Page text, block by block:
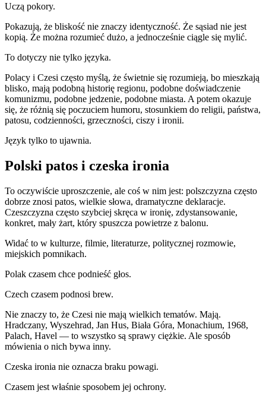
Uczą pokory.
Pokazują, że bliskość nie znaczy identyczność. Że sąsiad nie jest
kopią. Że można rozumieć dużo, a jednocześnie ciągle się mylić.
To dotyczy nie tylko języka.
Polacy i Czesi często myślą, że świetnie się rozumieją, bo mieszkają
blisko, mają podobną historię regionu, podobne doświadczenie
komunizmu, podobne jedzenie, podobne miasta. A potem okazuje
się, że różnią się poczuciem humoru, stosunkiem do religii, państwa,
patosu, codzienności, grzeczności, ciszy i ironii.
Język tylko to ujawnia.
Polski patos i czeska ironia
To oczywiście uproszczenie, ale coś w nim jest: polszczyzna często
dobrze znosi patos, wielkie słowa, dramatyczne deklaracje.
Czeszczyzna często szybciej skręca w ironię, zdystansowanie,
konkret, mały żart, który spuszcza powietrze z balonu.
Widać to w kulturze, filmie, literaturze, politycznej rozmowie,
miejskich pomnikach.
Polak czasem chce podnieść głos.
Czech czasem podnosi brew.
Nie znaczy to, że Czesi nie mają wielkich tematów. Mają.
Hradczany, Wyszehrad, Jan Hus, Biała Góra, Monachium, 1968,
Palach, Havel — to wszystko są sprawy ciężkie. Ale sposób
mówienia o nich bywa inny.
Czeska ironia nie oznacza braku powagi.
Czasem jest właśnie sposobem jej ochrony.